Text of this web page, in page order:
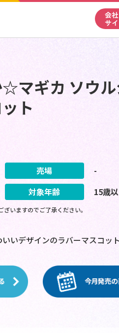
会
サ
マギカ ソウ
ト
売場
-
対象年齢 15歳
いますのでご了承ください。
いデザインのラバーマスコッ